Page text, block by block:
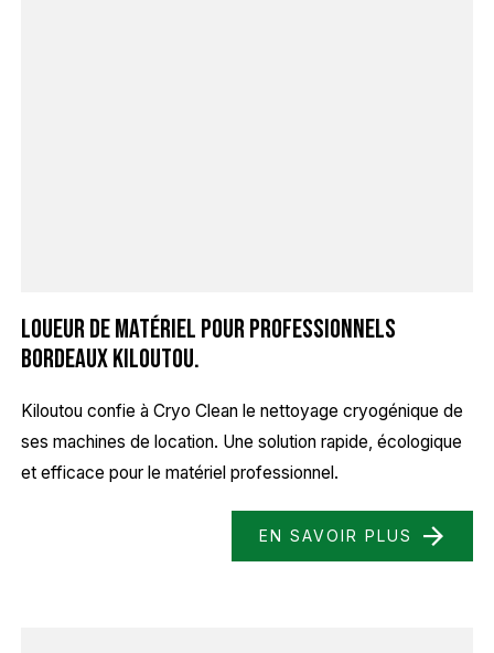
Loueur de matériel pour professionnels
Bordeaux Kiloutou.
Kiloutou confie à Cryo Clean le nettoyage cryogénique de
ses machines de location. Une solution rapide, écologique
et efficace pour le matériel professionnel.
EN SAVOIR PLUS